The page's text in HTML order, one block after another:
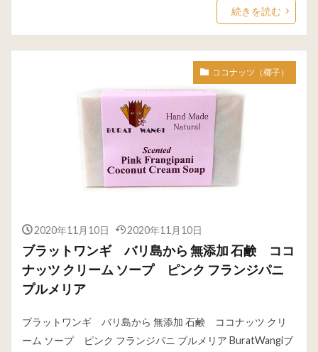
続きを読む
ココナッツ（椰子）
2020年11月10日 2020年11月10日
ブラットワンギ バリ島から 無添加 石鹸 ココ
ナッツ クリーム ソープ ピンク フランジパニ
プルメリア
ブラットワンギ バリ島から 無添加 石鹸 ココナッツ クリ
ーム ソープ ピンク フランジパニ プルメリア BuratWangiブ